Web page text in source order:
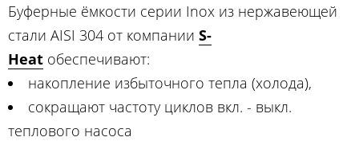
Буферные ёмкости серии Inox из нержавеющей
стали AISI 304 от компании S-
Heat обеспечивают:
накопление избыточного тепла (холода),
сокращают частоту циклов вкл. - выкл.
теплового насоса